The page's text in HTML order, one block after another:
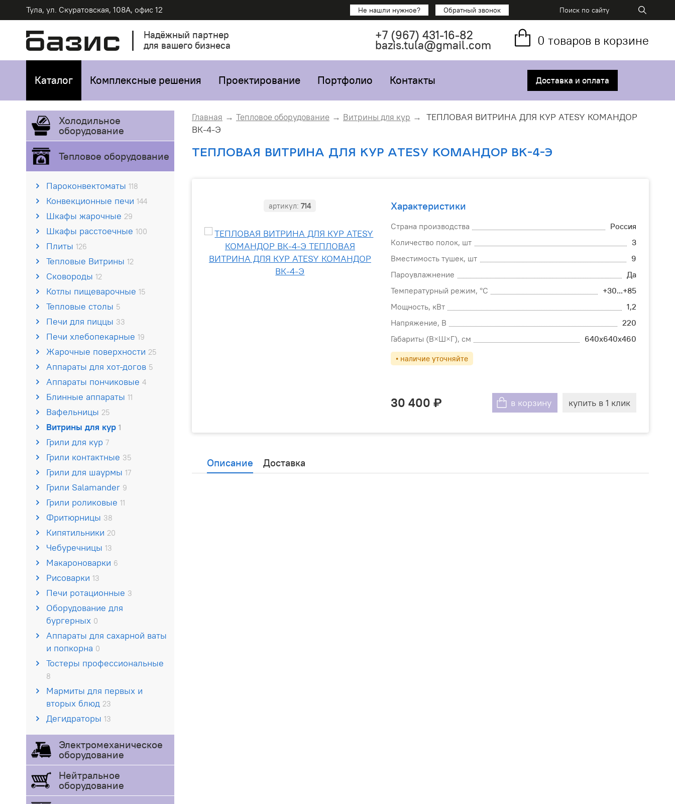
Тула, ул. Скуратовская, 108А, офис 12 Не нашли нужное? Обратный звонок
Надёжный партнер
для вашего бизнеса
+7 (967) 431-16-82
bazis.tula@gmail.com 0 товаров в корзине
Каталог Комплексные решения Проектирование Портфолио Контакты Доставка и оплата
Холодильное
оборудование
Тепловое оборудование
Пароконвектоматы 118
Конвекционные печи 144
Шкафы жарочные 29
Шкафы расстоечные 100
Плиты 126
Тепловые Витрины 12
Сковороды 12
Котлы пищеварочные 15
Тепловые столы 5
Печи для пиццы 33
Печи хлебопекарные 19
Жарочные поверхности 25
Аппараты для хот-догов 5
Аппараты пончиковые 4
Блинные аппараты 11
Вафельницы 25
Витрины для кур 1
Грили для кур 7
Грили контактные 35
Грили для шаурмы 17
Грили Salamander 9
Грили роликовые 11
Фритюрницы 38
Кипятильники 20
Чебуречницы 13
Макароноварки 6
Рисоварки 13
Печи ротационные 3
Оборудование для
бургерных 0
Аппараты для сахарной ваты
и попкорна 0
Тостеры профессиональные
8
Мармиты для первых и
вторых блюд 23
Дегидраторы 13
Электромеханическое
оборудование
Нейтральное
оборудование
Главная Тепловое оборудование Витрины для кур
ТЕПЛОВАЯ ВИТРИНА ДЛЯ КУР ATESY КОМАНДОР
ВК-4-Э
ТЕПЛОВАЯ ВИТРИНА ДЛЯ КУР ATESY КОМАНДОР ВК-4-Э
артикул:714 Характеристики
Страна производства
Россия
Количество полок, шт
3
Вместимость тушек, шт
9
Пароувлажнение
Да
Температурный режим, °С
+30...+85
Мощность, кВт
1,2
Напряжение, В
220
Габариты (В×Ш×Г), см
640х640х460
• наличие уточняйте
30 400 в корзину купить в 1 клик
Описание Доставка